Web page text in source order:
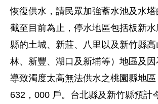
恢復供水，請民眾加強蓄水池及水塔
截至目前為止，停水地區包括板新
縣的土城、新莊、八里以及新竹縣
林、新豐、湖口及新埔等）地區及
導致濁度太高無法供水之桃園縣地
632，000 戶。台北縣及新竹縣預計